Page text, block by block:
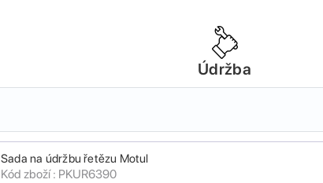
Údržba
Sada na údržbu řetězu Motul
Kód zboží : PKUR6390